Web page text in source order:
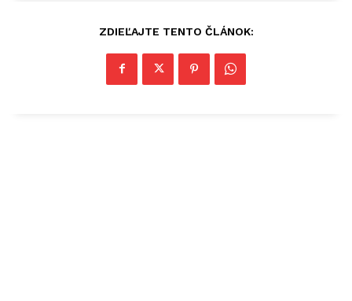
ZDIEĽAJTE TENTO ČLÁNOK: